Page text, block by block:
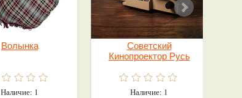
Волынка
Наличие: 1
Советский
Кинопроектор Русь
Наличие: 1